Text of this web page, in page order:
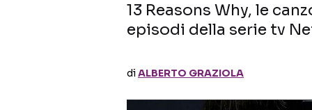
13 Reasons Why, le
episodi della serie tv
diALBERTO GRAZIOLA